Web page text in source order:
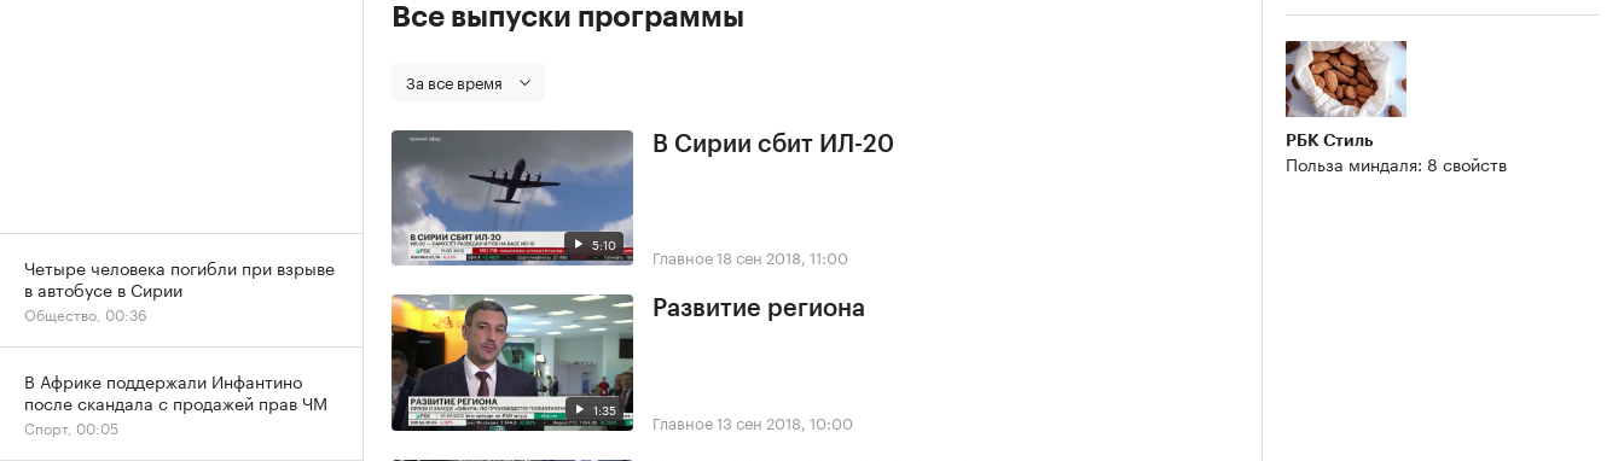
Все выпуски программы
За все время
5:10
В Сирии сбит ИЛ-20
Главное18 сен 2018, 11:00
1:35
Развитие региона
Главное13 сен 2018, 10:00
РБК Стиль
Польза миндаля: 8 свойств
Четыре человека погибли при взрыве
в автобусе в Сирии
Общество, 00:36
В Африке поддержали Инфантино
после скандала с продажей прав ЧМ
Спорт, 00:05